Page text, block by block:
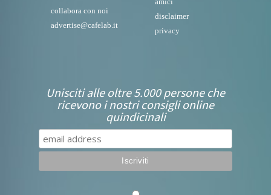
collabora con noi
advertise@cafelab.it
disclaimer
privacy
Unisciti alle oltre 5.000 persone che
ricevono i nostri consigli online
quindicinali